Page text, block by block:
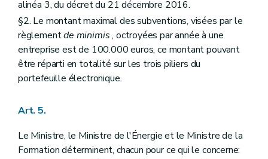
alinéa 3, du décret du 21 décembre 2016.
§2. Le montant maximal des subventions, visées par le
règlementde minimis, octroyées par année à une
entreprise est de 100.000 euros, ce montant pouvant
être réparti en totalité sur les trois piliers du
portefeuille électronique.
Art. 5.
Le Ministre, le Ministre de l'Énergie et le Ministre de la
Formation déterminent, chacun pour ce qui le concerne: